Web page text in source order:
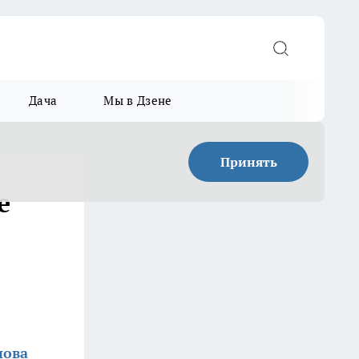
Дача Мы в Дзене
Принять